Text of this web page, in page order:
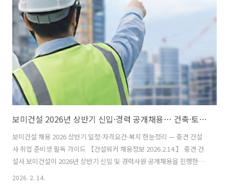
경험을 축적할 수 있는 실무 중심 포지션이다.📌 모집 분야 요약■ 엔지
니어링 — 기계·배관 (경력)자격 요건학사 이상 (기계·설비·환경공학 등
관련 전공)기계·배관 시공 경력 7년 이상플랜트 기계/배관 설계·시공 ..
보미건설 2026년 상반기 신입·경력 공개채용… 건축·토목·기계·전기·안전·CS·품질 전방위 모집
보미건설 채용 2026 상반기 일정·자격요건·복지 한눈정리 — 중견 건설
사 취업 준비생 필독 가이드 【건설워커 채용정보 2026.2.14.】 중견 건
설사 보미건설이 2026년 상반기 신입 및 경력사원 공개채용을 진행한다.
2026. 2. 14.